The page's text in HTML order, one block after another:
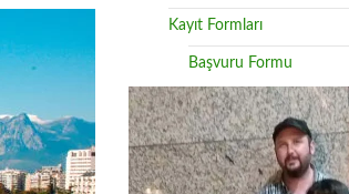
Kayıt Formları
Başvuru Formu